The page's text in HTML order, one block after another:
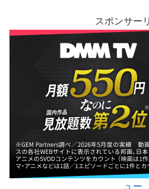
スポンサー
ュー